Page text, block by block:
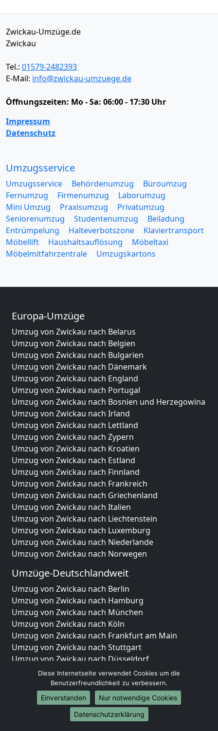
Zwickau-Umzüge.de
Zwickau
Tel.: 01579-2482393
E-Mail: info@zwickau-umzuege.de
Öffnungszeiten: Mo - Sa: 06:00 - 17:30 Uhr
Impressum
Datenschutz
Umzugsservice
Umzugsservice Behördenumzug
Büroumzug
Fernumzug
Firmenumzug
Laborumzug
Mini Umzug
Praxisumzug
Privatumzug
Seniorenumzug
Studentenumzug
Beiladung
Entrümpelung
Halteverbotszone
Klaviertransport
Möbellift
Haushaltsauflösung
Möbeltaxi
Möbelmitfahrzentrale
Umzugskartons
Europa-Umzüge
Umzug von Zwickau nach Belarus
Umzug von Zwickau nach Belgien
Umzug von Zwickau nach Bulgarien
Umzug von Zwickau nach Dänemark
Umzug von Zwickau nach England
Umzug von Zwickau nach Portugal
Umzug von Zwickau nach Bosnien und Herzegowina
Umzug von Zwickau nach Irland
Umzug von Zwickau nach Lettland
Umzug von Zwickau nach Zypern
Umzug von Zwickau nach Kroatien
Umzug von Zwickau nach Estland
Umzug von Zwickau nach Finnland
Umzug von Zwickau nach Frankreich
Umzug von Zwickau nach Griechenland
Umzug von Zwickau nach Italien
Umzug von Zwickau nach Liechtenstein
Umzug von Zwickau nach Luxemburg
Umzug von Zwickau nach Niederlande
Umzug von Zwickau nach Norwegen
Umzüge-Deutschlandweit
Umzug von Zwickau nach Berlin
Umzug von Zwickau nach Hamburg
Umzug von Zwickau nach München
Umzug von Zwickau nach Köln
Umzug von Zwickau nach Frankfurt am Main
Umzug von Zwickau nach Stuttgart
Umzug von Zwickau nach Düsseldorf
Umzug von Zwickau nach Leipzig
Umzug von Zwickau nach Dortmund
Umzug von Zwickau nach Essen
Umzug von Zwickau nach Bremen
Umzug von Zwickau nach Dresden
Diese Internetseite verwendet Cookies um die
Benutzerfreundlichkeit zu verbessern.
Einverstanden
Nur notwendige Cookies
Datenschutzerklärung